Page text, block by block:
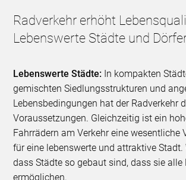
Radverkehr erhöht
Lebenswerte Städte und
Lebenswerte Städte: In kompakten
gemischten Siedlungsstrukturen und
Lebensbedingungen hat der Radverkehr
Voraussetzungen. Gleichzeitig ist ein
Fahrrädern am Verkehr eine wesentliche
für eine lebenswerte und attraktive Stadt.
dass Städte so gebaut sind, dass sie alle
ermöglichen.